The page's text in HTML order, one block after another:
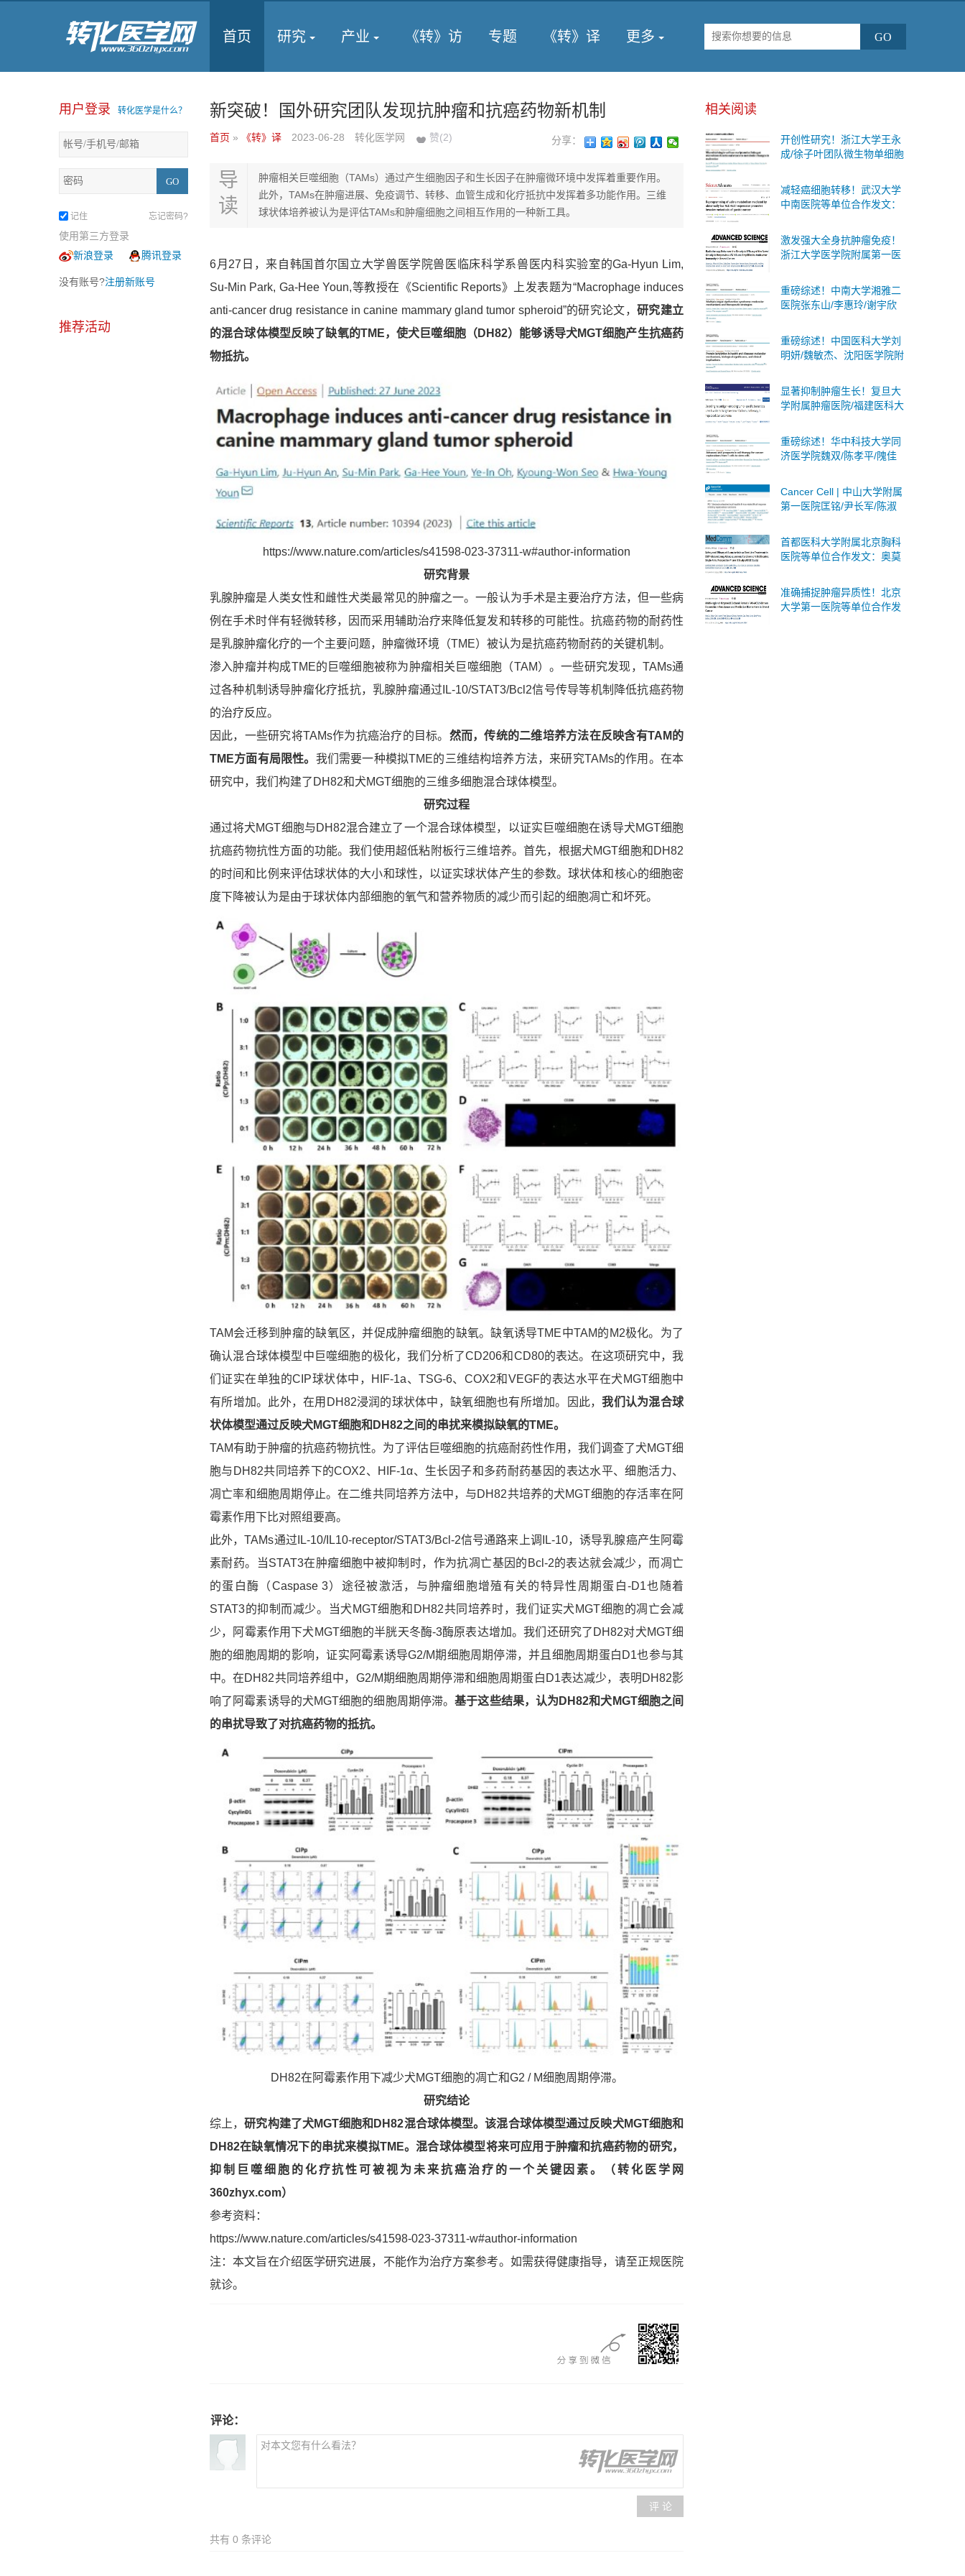
首页 研究 产业 《转》访 专题 《转》译 更多
用户登录 转化医学是什么？
记住 忘记密码?
使用第三方登录
新浪登录
腾讯登录
没有账号?注册新账号
推荐活动
新突破！国外研究团队发现抗肿瘤和抗癌药物新机制
首页 » 《转》译 2023-06-28 转化医学网 赞(2) 分享：
导
读
肿瘤相关巨噬细胞（TAMs）通过产生细胞因子和生长因子在肿瘤微环境中发挥着重要作用。
此外，TAMs在肿瘤进展、免疫调节、转移、血管生成和化疗抵抗中发挥着多功能作用。三维
球状体培养被认为是评估TAMs和肿瘤细胞之间相互作用的一种新工具。
6月27日，来自韩国首尔国立大学兽医学院兽医临床科学系兽医内科实验室的Ga-Hyun Lim,
Su-Min Park, Ga-Hee Youn,等教授在《Scientific Reports》上发表题为“Macrophage induces
anti-cancer drug resistance in canine mammary gland tumor spheroid”的研究论文， 研究建立
的混合球体模型反映了缺氧的TME，使犬巨噬细胞（DH82）能够诱导犬MGT细胞产生抗癌药
物抵抗。
https://www.nature.com/articles/s41598-023-37311-w#author-information
研究背景
乳腺肿瘤是人类女性和雌性犬类最常见的肿瘤之一。一般认为手术是主要治疗方法，但一些病
例在手术时伴有轻微转移，因而采用辅助治疗来降低复发和转移的可能性。抗癌药物的耐药性
是乳腺肿瘤化疗的一个主要问题，肿瘤微环境（TME）被认为是抗癌药物耐药的关键机制。
渗入肿瘤并构成TME的巨噬细胞被称为肿瘤相关巨噬细胞（TAM）。一些研究发现，TAMs通
过各种机制诱导肿瘤化疗抵抗，乳腺肿瘤通过IL-10/STAT3/Bcl2信号传导等机制降低抗癌药物
的治疗反应。
因此，一些研究将TAMs作为抗癌治疗的目标。 然而，传统的二维培养方法在反映含有TAM的
TME方面有局限性。 我们需要一种模拟TME的三维结构培养方法，来研究TAMs的作用。在本
研究中，我们构建了DH82和犬MGT细胞的三维多细胞混合球体模型。
研究过程
通过将犬MGT细胞与DH82混合建立了一个混合球体模型，以证实巨噬细胞在诱导犬MGT细胞
抗癌药物抗性方面的功能。我们使用超低粘附板行三维培养。首先，根据犬MGT细胞和DH82
的时间和比例来评估球状体的大小和球性，以证实球状体产生的参数。球状体和核心的细胞密
度下降被认为是由于球状体内部细胞的氧气和营养物质的减少而引起的细胞凋亡和坏死。
TAM会迁移到肿瘤的缺氧区，并促成肿瘤细胞的缺氧。缺氧诱导TME中TAM的M2极化。为了
确认混合球体模型中巨噬细胞的极化，我们分析了CD206和CD80的表达。在这项研究中，我
们证实在单独的CIP球状体中，HIF-1a、TSG-6、COX2和VEGF的表达水平在犬MGT细胞中
有所增加。此外，在用DH82浸润的球状体中，缺氧细胞也有所增加。因此，我们认为混合球
状体模型通过反映犬MGT细胞和DH82之间的串扰来模拟缺氧的TME。
TAM有助于肿瘤的抗癌药物抗性。为了评估巨噬细胞的抗癌耐药性作用，我们调查了犬MGT细
胞与DH82共同培养下的COX2、HIF-1α、生长因子和多药耐药基因的表达水平、细胞活力、
凋亡率和细胞周期停止。在二维共同培养方法中，与DH82共培养的犬MGT细胞的存活率在阿
霉素作用下比对照组要高。
此外，TAMs通过IL-10/IL10-receptor/STAT3/Bcl-2信号通路来上调IL-10，诱导乳腺癌产生阿霉
素耐药。当STAT3在肿瘤细胞中被抑制时，作为抗凋亡基因的Bcl-2的表达就会减少，而凋亡
的蛋白酶（Caspase 3）途径被激活，与肿瘤细胞增殖有关的特异性周期蛋白-D1也随着
STAT3的抑制而减少。当犬MGT细胞和DH82共同培养时，我们证实犬MGT细胞的凋亡会减
少，阿霉素作用下犬MGT细胞的半胱天冬酶-3酶原表达增加。我们还研究了DH82对犬MGT细
胞的细胞周期的影响，证实阿霉素诱导G2/M期细胞周期停滞，并且细胞周期蛋白D1也参与其
中。在DH82共同培养组中，G2/M期细胞周期停滞和细胞周期蛋白D1表达减少，表明DH82影
响了阿霉素诱导的犬MGT细胞的细胞周期停滞。基于这些结果，认为DH82和犬MGT细胞之间
的串扰导致了对抗癌药物的抵抗。
DH82在阿霉素作用下减少犬MGT细胞的凋亡和G2 / M细胞周期停滞。
研究结论
综上，研究构建了犬MGT细胞和DH82混合球体模型。该混合球体模型通过反映犬MGT细胞和
DH82在缺氧情况下的串扰来模拟TME。混合球体模型将来可应用于肿瘤和抗癌药物的研究，
抑制巨噬细胞的化疗抗性可被视为未来抗癌治疗的一个关键因素。
（转化医学网
360zhyx.com）
参考资料：
https://www.nature.com/articles/s41598-023-37311-w#author-information
注：本文旨在介绍医学研究进展，不能作为治疗方案参考。如需获得健康指导，请至正规医院
就诊。
评论：
评 论
共有 0 条评论
相关阅读
开创性研究！浙江大学王永
成/徐子叶团队微生物单细胞
差异”与糖尿病代谢变化的内
在联系
减轻癌细胞转移！武汉大学
中南医院等单位合作发文：
策略
激发强大全身抗肿瘤免疫！
浙江大学医学院附属第一医
疗联合疗法
重磅综述！中南大学湘雅二
医院张东山/李惠玲/谢宇欣
碍综合征：分子机制与治疗
策略
重磅综述！中国医科大学刘
明妍/魏敏杰、沈阳医学院附
述蛋白质乳酸化：分子机
制、生物学意义及临床意义
显著抑制肿瘤生长！复旦大
学附属肿瘤医院/福建医科大
治疗的潜在靶点
重磅综述！华中科技大学同
济医学院魏双/陈孝平/隗佳
从T细胞到干细胞的全面突
破与未来展望
Cancer Cell | 中山大学附属
第一医院匡铭/尹长军/陈淑
激活局部乙肝病毒B细胞应
答
首都医科大学附属北京胸科
医院等单位合作发文：奥莫
的安全性和有效性
准确捕捉肿瘤异质性！北京
大学第一医院等单位合作发